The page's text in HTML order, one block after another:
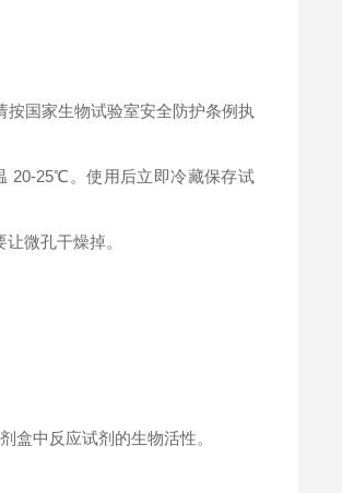
国家生物试验室安全防护条例执
20-25℃。使用后立即冷藏保存试
微孔干燥掉。
盒中反应试剂的生物活性。